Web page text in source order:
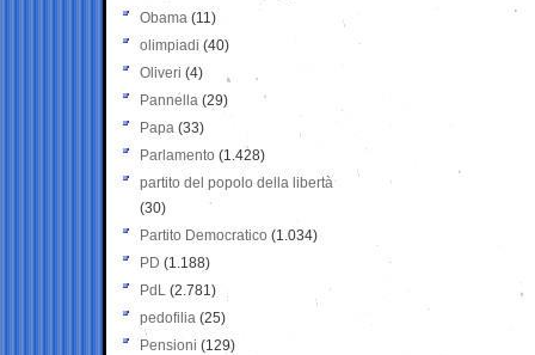
Obama (11)
olimpiadi (40)
Oliveri (4)
Pannella (29)
Papa (33)
Parlamento (1.428)
partito del popolo della libertà
(30)
Partito Democratico (1.034)
PD (1.188)
PdL (2.781)
pedofilia (25)
Pensioni (129)